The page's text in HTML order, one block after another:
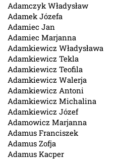
Adamczyk Władysław
Adamek Józefa
Adamiec Jan
Adamiec Marjanna
Adamkiewicz Władysława
Adamkiewicz Tekla
Adamkiewicz Teofila
Adamkiewicz Walerja
Adamkiewicz Antoni
Adamkiewicz Michalina
Adamkiewicz Józef
Adamowicz Marjanna
Adamus Franciszek
Adamus Zofja
Adamus Kacper